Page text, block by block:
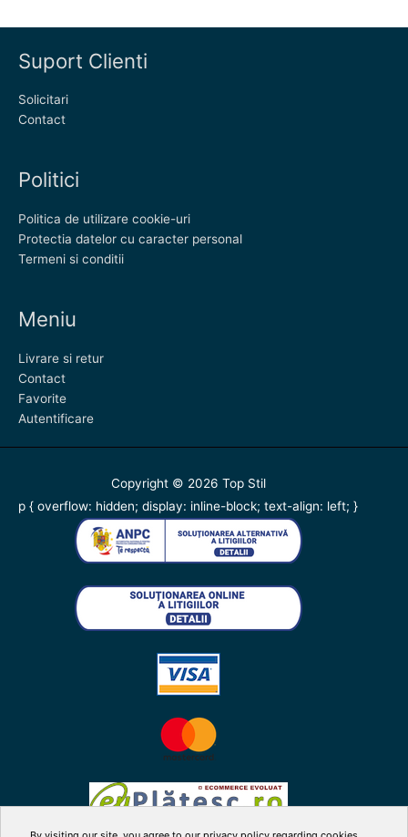
Suport Clienti
Solicitari
Contact
Politici
Politica de utilizare cookie-uri
Protectia datelor cu caracter personal
Termeni si conditii
Meniu
Livrare si retur
Contact
Favorite
Autentificare
Copyright © 2026 Top Stil
p { overflow: hidden; display: inline-block; text-align: left; }